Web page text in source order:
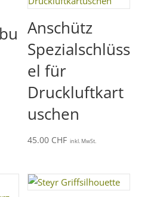
Anschütz
Spezialschlüss
el für
Druckluftkart
uschen
45.00 CHF inkl. MwSt.